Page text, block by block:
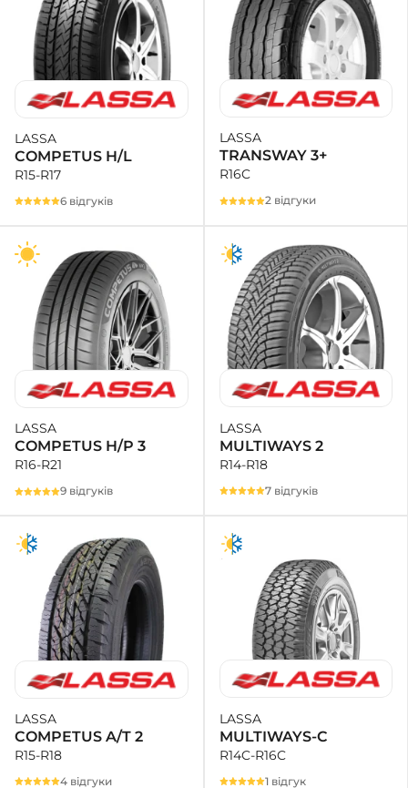
LASSA
COMPETUS H/L
R15-R17
6 відгуків
LASSA
TRANSWAY 3+
R16C
2 відгуки
LASSA
COMPETUS H/P 3
R16-R21
9 відгуків
LASSA
MULTIWAYS 2
R14-R18
7 відгуків
LASSA
COMPETUS A/T 2
R15-R18
4 відгуки
LASSA
MULTIWAYS-C
R14C-R16C
1 відгук